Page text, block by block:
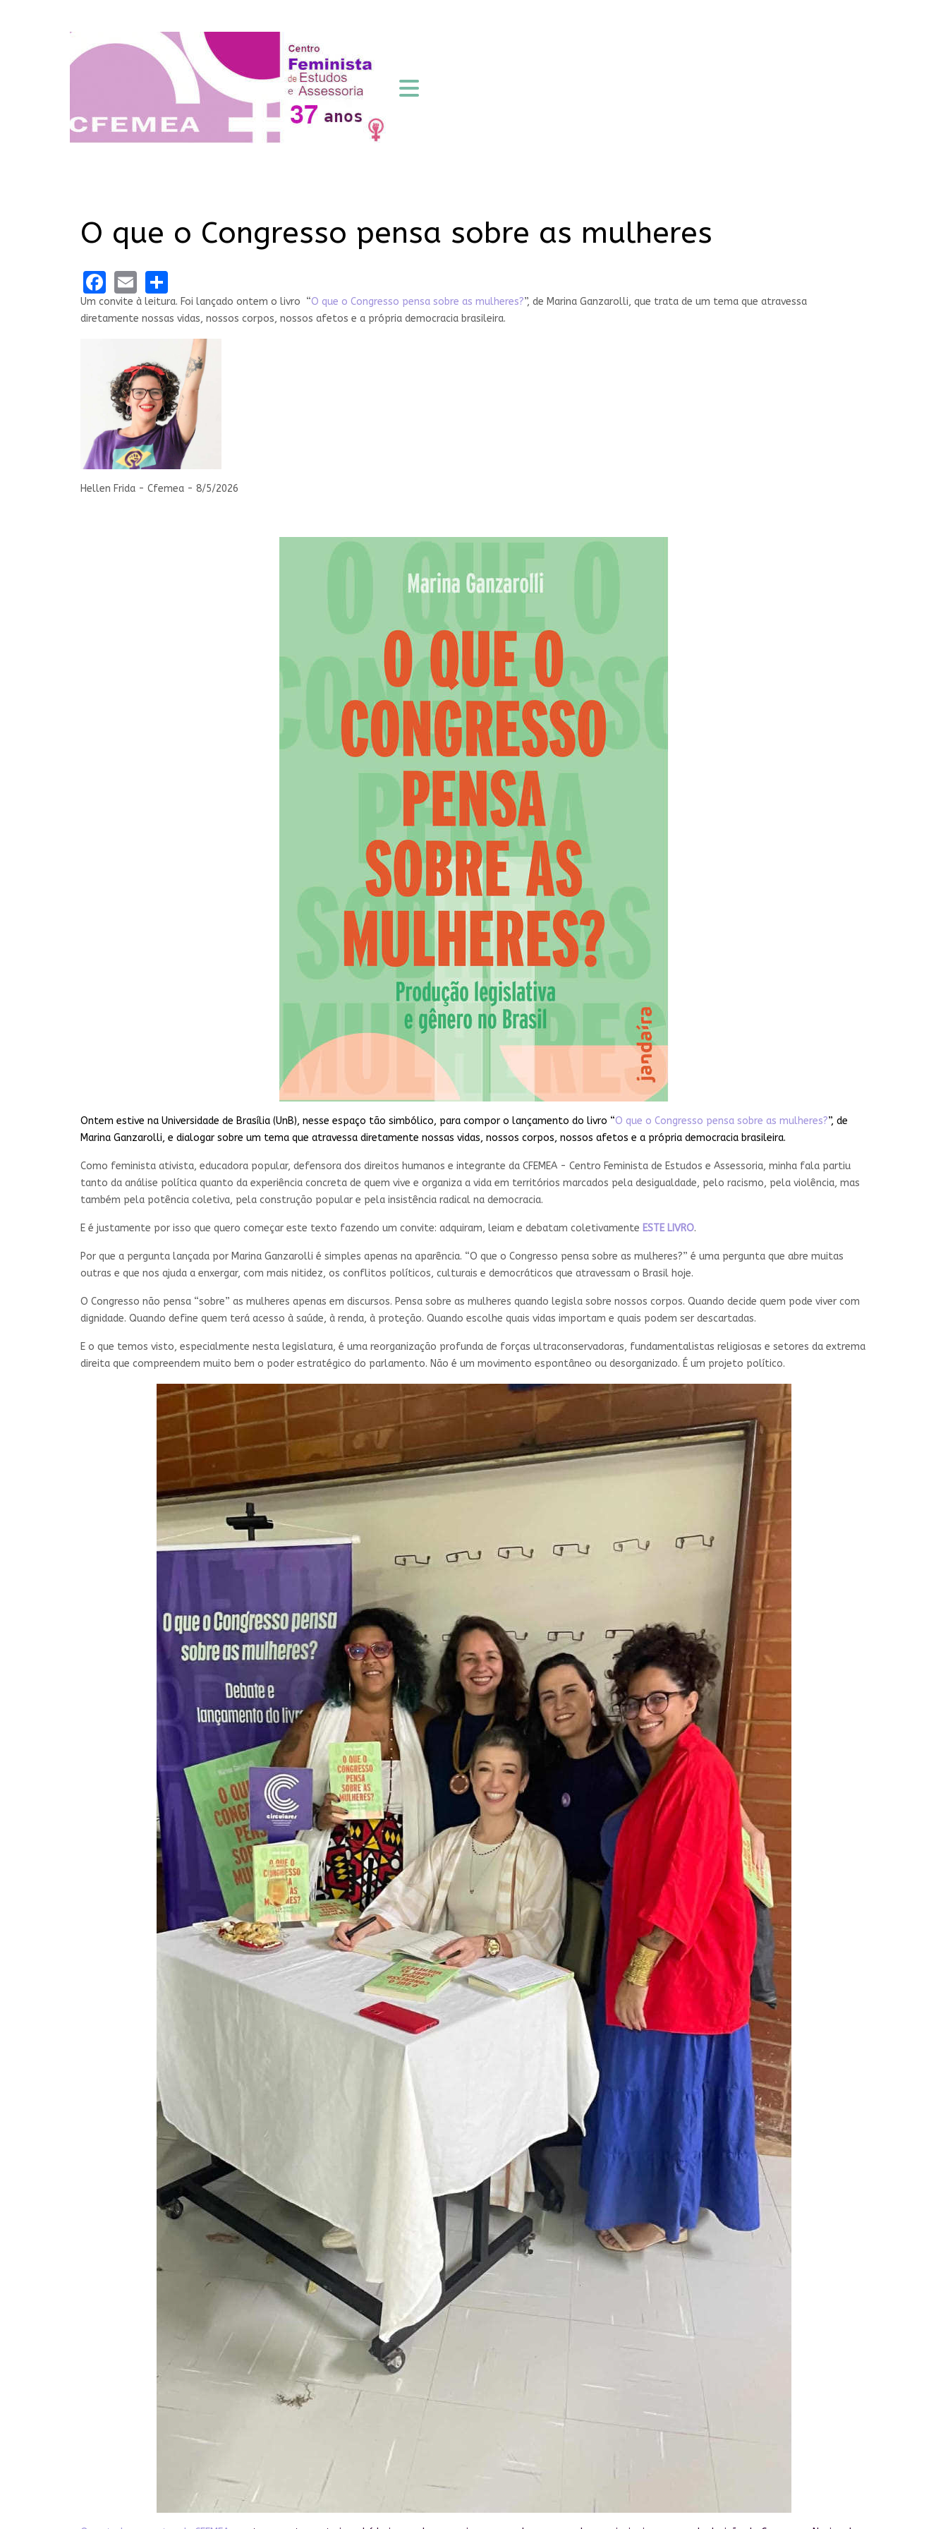
O que o Congresso pensa sobre as mulheres
Facebook
Email
Um convite à leitura. Foi lançado ontem o livro “O que o Congresso pensa sobre as mulheres?”, de Marina Ganzarolli, que trata de um tema que atravessa
diretamente nossas vidas, nossos corpos, nossos afetos e a própria democracia brasileira.
Hellen Frida - Cfemea - 8/5/2026
Ontem estive na Universidade de Brasília (UnB), nesse espaço tão simbólico, para compor o lançamento do livro “O que o Congresso pensa sobre as mulheres?”, de
Marina Ganzarolli, e dialogar sobre um tema que atravessa diretamente nossas vidas, nossos corpos, nossos afetos e a própria democracia brasileira.
Como feminista ativista, educadora popular, defensora dos direitos humanos e integrante da CFEMEA - Centro Feminista de Estudos e Assessoria, minha fala partiu
tanto da análise política quanto da experiência concreta de quem vive e organiza a vida em territórios marcados pela desigualdade, pelo racismo, pela violência, mas
também pela potência coletiva, pela construção popular e pela insistência radical na democracia.
E é justamente por isso que quero começar este texto fazendo um convite: adquiram, leiam e debatam coletivamente ESTE LIVRO.
Por que a pergunta lançada por Marina Ganzarolli é simples apenas na aparência. “O que o Congresso pensa sobre as mulheres?” é uma pergunta que abre muitas
outras e que nos ajuda a enxergar, com mais nitidez, os conflitos políticos, culturais e democráticos que atravessam o Brasil hoje.
O Congresso não pensa “sobre” as mulheres apenas em discursos. Pensa sobre as mulheres quando legisla sobre nossos corpos. Quando decide quem pode viver com
dignidade. Quando define quem terá acesso à saúde, à renda, à proteção. Quando escolhe quais vidas importam e quais podem ser descartadas.
E o que temos visto, especialmente nesta legislatura, é uma reorganização profunda de forças ultraconservadoras, fundamentalistas religiosas e setores da extrema
direita que compreendem muito bem o poder estratégico do parlamento. Não é um movimento espontâneo ou desorganizado. É um projeto político.